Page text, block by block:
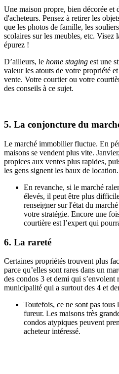
Une maison propre, bien décorée et
d'acheteurs. Pensez à retirer les
que les photos de famille, les
scolaires sur les meubles, etc. Visez
épurez !
D’ailleurs, le home staging est une
valeur les atouts de votre propriété
vente. Votre courtier ou votre
des conseils à ce sujet.
5. La conjoncture du
Le marché immobilier fluctue. En
maisons se vendent plus vite.
propices aux ventes plus rapides,
les gens signent les baux de location.
En revanche, si le marché
élevés, il peut être plus
renseigner sur l'état du
votre stratégie. Encore une
courtière est l’expert qui
6. La rareté
Certaines propriétés trouvent plus
parce qu’elles sont rares dans un
des condos 3 et demi qui s’envolent
municipalité qui a surtout des 4 et
Toutefois, ce ne sont pas tous
fureur. Les maisons très
condos atypiques peuvent
acheteur intéressé.